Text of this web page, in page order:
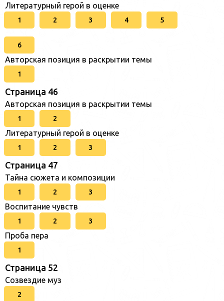
Литературный герой в оценке
1 2 3 4 5
6
Авторская позиция в раскрытии темы
1
Страница 46
Авторская позиция в раскрытии темы
1 2
Литературный герой в оценке
1 2 3
Страница 47
Тайна сюжета и композиции
1 2 3
Воспитание чувств
1 2 3
Проба пера
1
Страница 52
Созвездие муз
2